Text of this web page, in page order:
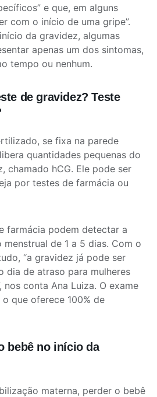
e que, em alguns
com o início de uma gripe”.
da gravidez, algumas
apenas um dos sintomas,
tempo ou nenhum.
de gravidez? Teste
se fixa na parede
quantidades pequenas do
chamado hCG. Ele pode ser
por testes de farmácia ou
farmácia podem detectar a
de 1 a 5 dias. Com o
“a gravidez já pode ser
dia de atraso para mulheres
nos conta Ana Luiza. O exame
que oferece 100% de
bebê no início da
materna, perder o bebê